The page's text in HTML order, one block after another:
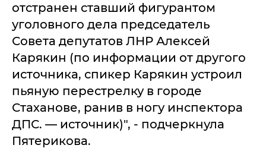
отстранен ставший фигурантом
уголовного дела председатель
Совета депутатов ЛНР Алексей
Карякин (по информации от другого
источника, спикер Карякин устроил
пьяную перестрелку в городе
Стаханове, ранив в ногу инспектора
ДПС. — источник)", - подчеркнула
Пятерикова.